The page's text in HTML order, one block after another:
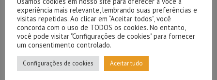
experiência mais relevante, lembrando suas preferências e
visitas repetidas. Ao clicar em “Aceitar todos”, você
concorda com o uso de TODOS os cookies. No entanto,
você pode visitar "Configurações de cookies" para fornecer
um consentimento controlado.
Configurações de cookies Aceitar tudo